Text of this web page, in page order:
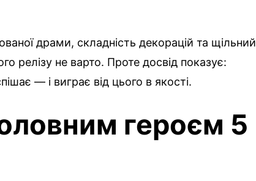
драми, складність декорацій та щільний
релізу не варто. Проте досвід показує:
— і виграє від цього в якості.
героєм 5